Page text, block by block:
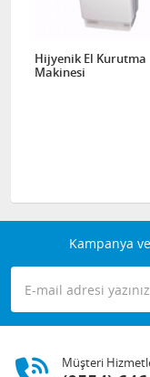
Hijyenik El Kurutma
Makinesi
Kampanya
Müşteri